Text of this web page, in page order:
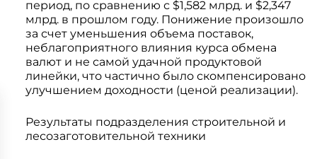
период, по сравнению с $1,582 млрд. и $2,347
млрд. в прошлом году. Понижение произошло
за счет уменьшения объема поставок,
неблагоприятного влияния курса обмена
валют и не самой удачной продуктовой
линейки, что частично было скомпенсировано
улучшением доходности (ценой реализации).
Результаты подразделения строительной и
лесозаготовительной техники